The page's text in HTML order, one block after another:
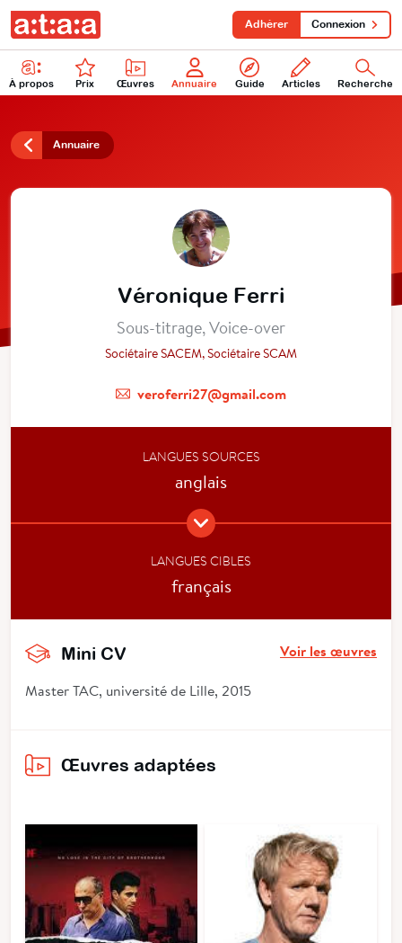
À propos Prix Œuvres Annuaire Guide Articles Recherche
Adhérer Connexion
Annuaire
Véronique Ferri
Sous-titrage, Voice-over
Sociétaire SACEM, Sociétaire SCAM
veroferri27@gmail.com
LANGUES SOURCES
anglais
LANGUES CIBLES
français
Mini CV Voir les œuvres
Master TAC, université de Lille, 2015
Œuvres adaptées